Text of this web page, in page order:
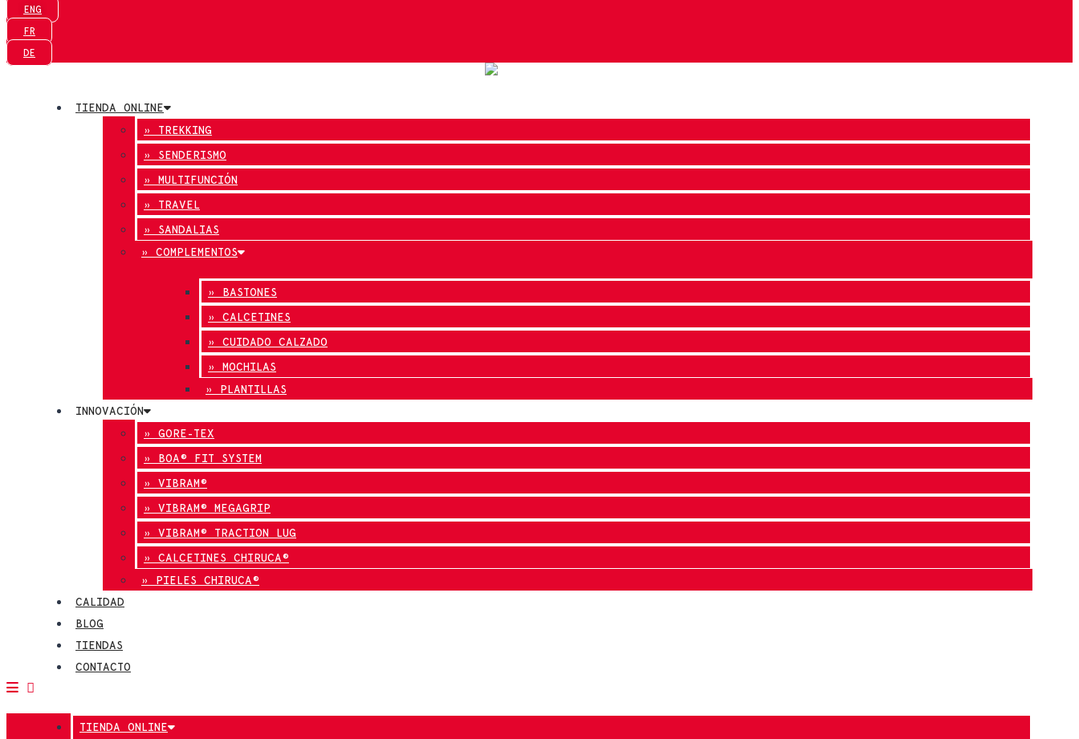
ENG
FR
DE
TIENDA ONLINE
» TREKKING
» SENDERISMO
» MULTIFUNCIÓN
» TRAVEL
» SANDALIAS
» COMPLEMENTOS
» BASTONES
» CALCETINES
» CUIDADO CALZADO
» MOCHILAS
» PLANTILLAS
INNOVACIÓN
» GORE-TEX
» BOA® FIT SYSTEM
» VIBRAM®
» VIBRAM® MEGAGRIP
» VIBRAM® TRACTION LUG
» CALCETINES CHIRUCA®
» PIELES CHIRUCA®
CALIDAD
BLOG
TIENDAS
CONTACTO
TIENDA ONLINE